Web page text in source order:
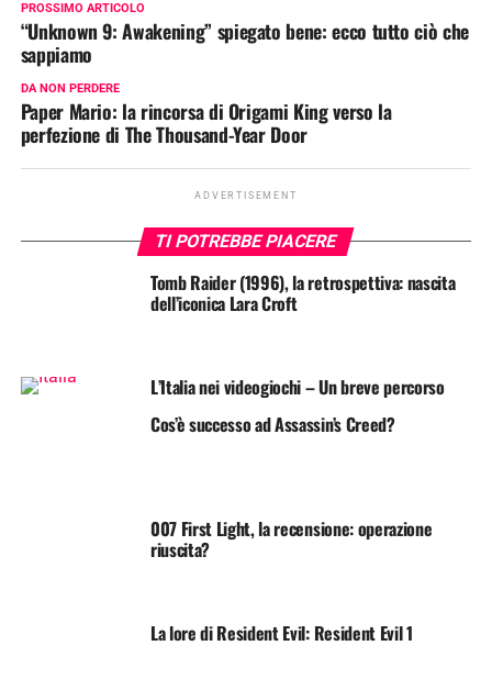
PROSSIMO ARTICOLO
“Unknown 9: Awakening” spiegato bene: ecco tutto ciò che
sappiamo
DA NON PERDERE
Paper Mario: la rincorsa di Origami King verso la
perfezione di The Thousand-Year Door
ADVERTISEMENT
TI POTREBBE PIACERE
Tomb Raider (1996), la retrospettiva: nascita
dell’iconica Lara Croft
L’Italia nei videogiochi – Un breve percorso
Cos’è successo ad Assassin’s Creed?
007 First Light, la recensione: operazione
riuscita?
La lore di Resident Evil: Resident Evil 1